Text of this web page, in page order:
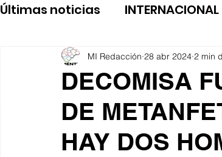
Últimas noticias INTERNACIONAL
DECOMISA
DE
HAY DOS
MI Redacción 28 abr 2024 2 min